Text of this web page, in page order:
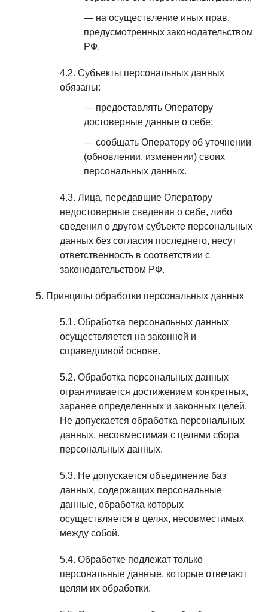
на осуществление иных прав,
предусмотренных законодательством
РФ.
Субъекты персональных данных
обязаны:
предоставлять Оператору
достоверные данные о себе;
сообщать Оператору об уточнении
(обновлении, изменении) своих
персональных данных.
Лица, передавшие Оператору
недостоверные сведения о себе, либо
сведения о другом субъекте персональных
данных без согласия последнего, несут
ответственность в соответствии с
законодательством РФ.
Принципы обработки персональных данных
Обработка персональных данных
осуществляется на законной и
справедливой основе.
Обработка персональных данных
ограничивается достижением конкретных,
заранее определенных и законных целей.
Не допускается обработка персональных
данных, несовместимая с целями сбора
персональных данных.
Не допускается объединение баз
данных, содержащих персональные
данные, обработка которых
осуществляется в целях, несовместимых
между собой.
Обработке подлежат только
персональные данные, которые отвечают
целям их обработки.